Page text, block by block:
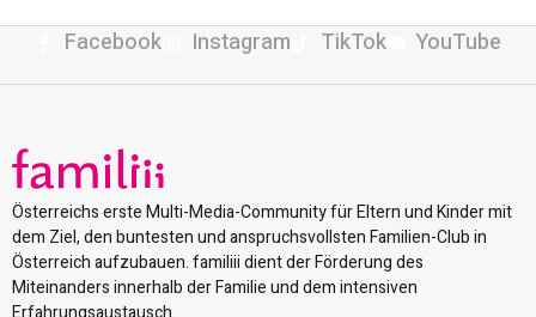
Facebook Instagram TikTok YouTube
Österreichs erste Multi-Media-Community für Eltern und Kinder mit
dem Ziel, den buntesten und anspruchsvollsten Familien-Club in
Österreich aufzubauen. familiii dient der Förderung des
Miteinanders innerhalb der Familie und dem intensiven